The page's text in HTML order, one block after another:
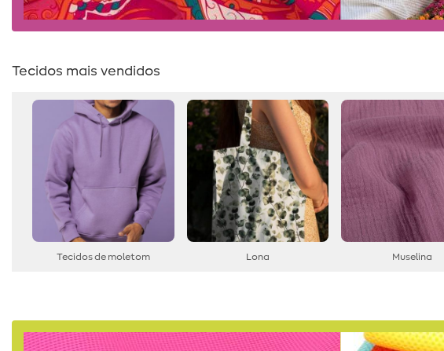
Tecidos mais vendidos
Tecidos de moletom Lona Muselina